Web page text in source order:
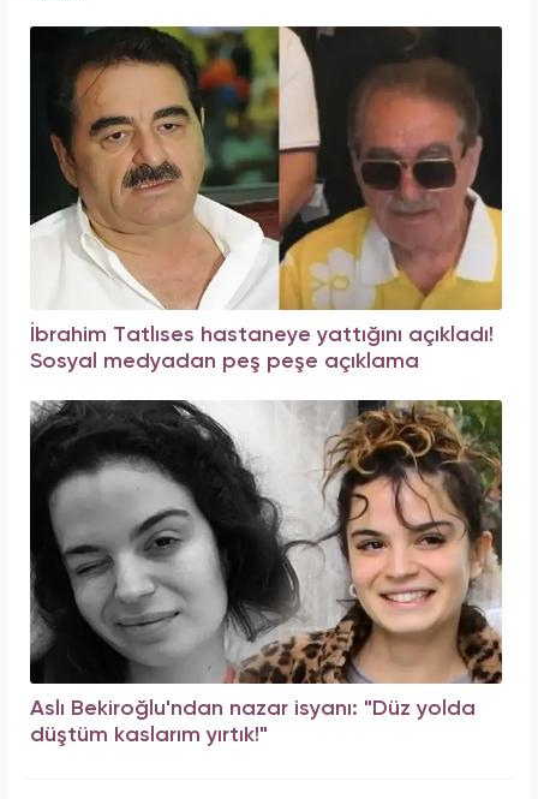
İbrahim Tatlıses hastaneye yattığını açıkladı!
Sosyal medyadan peş peşe açıklama
Aslı Bekiroğlu'ndan nazar isyanı: "Düz yolda
düştüm kaslarım yırtık!"